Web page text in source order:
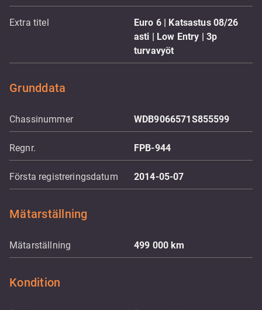
Extra titel
Euro 6 | Katsastus 08/26
asti | Low Entry | 3p
turvavyöt
Grunddata
Chassinummer WDB9066571S855599
Regnr. FPB-944
Första registreringsdatum 2014-05-07
Mätarställning
Mätarställning 499 000km
Kondition